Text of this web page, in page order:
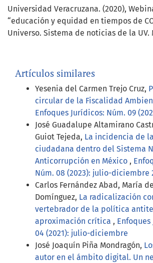
Universidad Veracruzana. (2020),
“educación y equidad en tiempos de
Universo. Sistema de noticias de la UV.
Artículos similares
Yesenia del Carmen Trejo Cruz,
circular de la Fiscalidad
Enfoques Jurídicos: Núm. 09
José Guadalupe Altamirano
Guiot Tejeda, La incidencia de
ciudadana dentro del Sistema
Anticorrupción en México ,
Núm. 08 (2023): julio-diciembre
Carlos Fernández Abad, María
Domínguez, La radicalización
vertebrador de la política
aproximación crítica , Enfoques
04 (2021): julio-diciembre
José Joaquín Piña Mondragón,
autor en el ámbito digital. Un